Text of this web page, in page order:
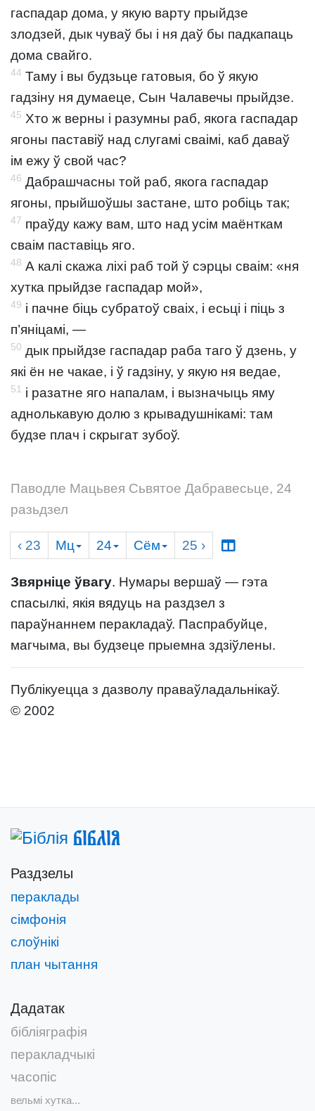
гаспадар дома, у якую варту прыйдзе
злодзей, дык чуваў бы і ня даў бы падкапаць
дома свайго.
44 Таму і вы будзьце гатовыя, бо ў якую
гадзіну ня думаеце, Сын Чалавечы прыйдзе.
45 Хто ж верны і разумны раб, якога гаспадар
ягоны паставіў над слугамі сваімі, каб даваў
ім ежу ў свой час?
46 Дабрашчасны той раб, якога гаспадар
ягоны, прыйшоўшы застане, што робіць так;
47 праўду кажу вам, што над усім маёнткам
сваім паставіць яго.
48 А калі скажа ліхі раб той ў сэрцы сваім: «ня
хутка прыйдзе гаспадар мой»,
49 і пачне біць субратоў сваіх, і есьці і піць з
п’яніцамі, —
50 дык прыйдзе гаспадар раба таго ў дзень, у
які ён не чакае, і ў гадзіну, у якую ня ведае,
51 і разатне яго напалам, і вызначыць яму
аднолькавую долю з крывадушнікамі: там
будзе плач і скрыгат зубоў.
Паводле Мацьвея Сьвятое Дабравесьце, 24
разьдзел
‹ 23 Мц 24 Сём 25 ›
Звярніце ўвагу. Нумары вершаў — гэта
спасылкі, якія вядуць на раздзел з
параўнаннем перакладаў. Паспрабуйце,
магчыма, вы будзеце прыемна здзіўлены.
Публікуецца з дазволу праваўладальнікаў.
© 2002
Біблія
Раздзелы
пераклады
сімфонія
слоўнікі
план чытання
Дадатак
бібліяграфія
перакладчыкі
часопіс
вельмі хутка...